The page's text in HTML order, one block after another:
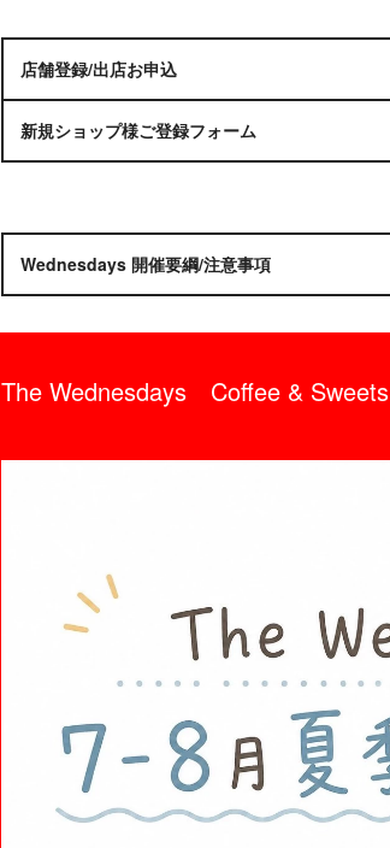
店舗登録/出店お申込
新規ショップ様ご登録フォーム
Wednesdays 開催要綱/注意事項
The Wednesdays Coffee & Sweets